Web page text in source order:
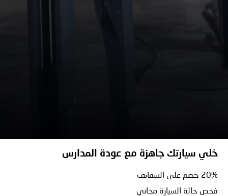
خلي سيارتك جاهزة مع عودة المدارس
20% خصم على السفايف
فحص حالة السيارة مجاني